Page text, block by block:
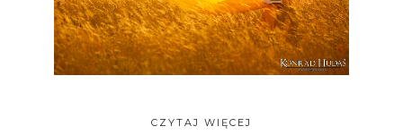
CZYTAJ WIĘCEJ